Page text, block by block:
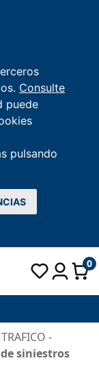
Consulte
puede
pulsando
0
-
siniestros